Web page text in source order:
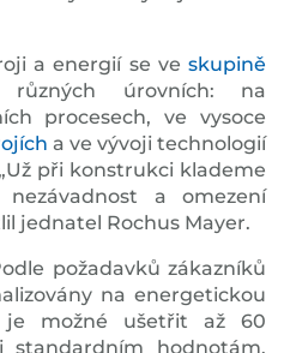
a energií se ve skupině
úrovních: na
procesech, ve vysoce
a ve vývoji technologií
při konstrukci klademe
a omezení
jednatel Rochus Mayer.
požadavků zákazníků
na energetickou
možné ušetřit až 60
standardním hodnotám.